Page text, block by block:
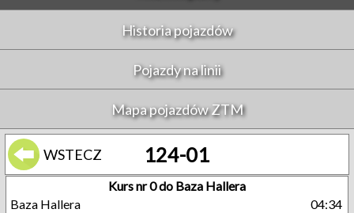
Historia pojazdów
Pojazdy na linii
Mapa pojazdów ZTM
WSTECZ 124-01
Kurs nr 0 do Baza Hallera
Baza Hallera
04:34